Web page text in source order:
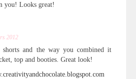
you! Looks great!
2012
shorts and the way you combined it
top and booties. Great look!